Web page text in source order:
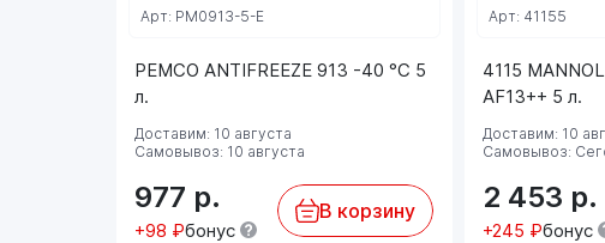
PEMCO ANTIFREEZE 913 -40 °C 5
л.
Арт: PM0913-5-E
Доставим: 10 августа
Самовывоз: 10 августа
977 р.
+98 ₽бонус
В корзину
4115
AF13++ 5 л.
Арт: 41155
Доставим: 10
Самовывоз:
2 453 р.
+245 ₽бонус